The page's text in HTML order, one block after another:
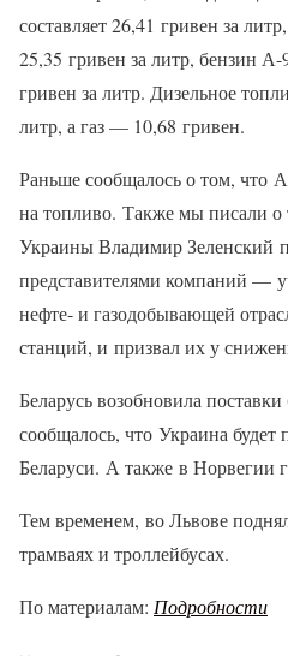
составляет 26,41 гривен за
25,35 гривен за литр, бензин
гривен за литр. Дизельное
литр, а газ — 10,68 гривен.
Раньше сообщалось о том, что
на топливо. Также мы писали о
Украины Владимир Зеленский
представителями компаний —
нефте- и газодобывающей
станций, и призвал их у
Беларусь возобновила
сообщалось, что Украина будет
Беларуси. А также в Норвегии
Тем временем, во Львове
трамваях и троллейбусах.
По материалам: Подробности